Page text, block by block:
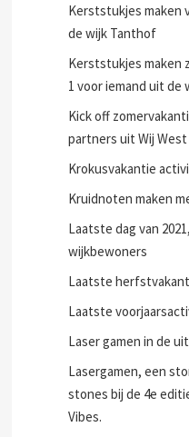
Kerststukjes maken
de wijk Tanthof
Kerststukjes maken
1 voor iemand uit de
Kick off
partners uit Wij West
Krokusvakantie
Kruidnoten maken
Laatste dag van
wijkbewoners
Laatste
Laatste
Laser gamen in de
Lasergamen, een
stones bij de 4e
Vibes.